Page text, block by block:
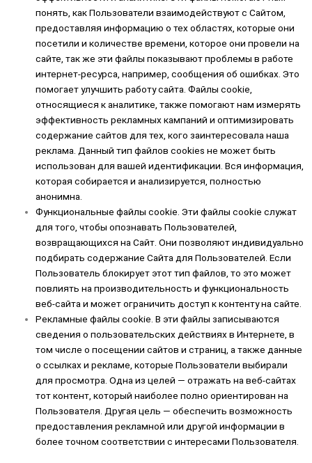
понять, как Пользователи взаимодействуют с Сайтом,
предоставляя информацию о тех областях, которые они
посетили и количестве времени, которое они провели на
сайте, так же эти файлы показывают проблемы в работе
интернет-ресурса, например, сообщения об ошибках. Это
помогает улучшить работу сайта. Файлы cookie,
относящиеся к аналитике, также помогают нам измерять
эффективность рекламных кампаний и оптимизировать
содержание сайтов для тех, кого заинтересовала наша
реклама. Данный тип файлов cookies не может быть
использован для вашей идентификации. Вся информация,
которая собирается и анализируется, полностью
анонимна.
Функциональные файлы cookie. Эти файлы cookie служат
для того, чтобы опознавать Пользователей,
возвращающихся на Сайт. Они позволяют индивидуально
подбирать содержание Сайта для Пользователей. Если
Пользователь блокирует этот тип файлов, то это может
повлиять на производительность и функциональность
веб-сайта и может ограничить доступ к контенту на сайте.
Рекламные файлы cookie. В эти файлы записываются
сведения о пользовательских действиях в Интернете, в
том числе о посещении сайтов и страниц, а также данные
о ссылках и рекламе, которые Пользователи выбирали
для просмотра. Одна из целей — отражать на веб-сайтах
тот контент, который наиболее полно ориентирован на
Пользователя. Другая цель — обеспечить возможность
предоставления рекламной или другой информации в
более точном соответствии с интересами Пользователя.